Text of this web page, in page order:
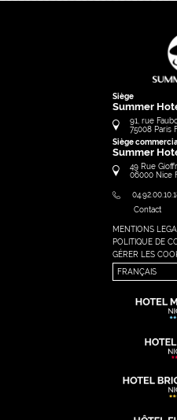
Siège
Summer
91, rue
75008 Paris
Siège
Summer
49 Rue
06000 Nice
Contact
MENTIONS
POLITIQUE DE
GÉRER LES
FRANÇAIS
FRANÇAIS
ENGLISH